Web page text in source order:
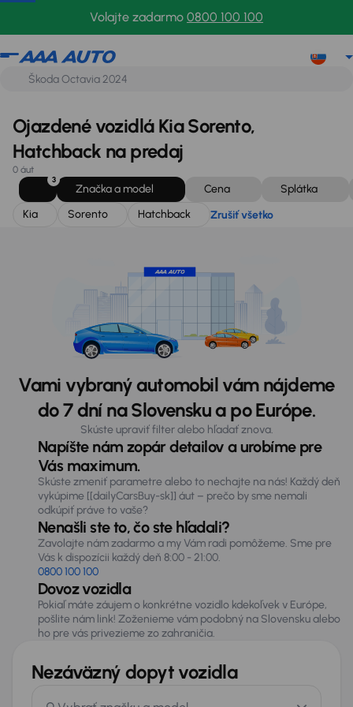
Volajte zadarmo 0800 100 100
Kia
Ojazdené vozidlá Kia Sorento,
Hatchback na predaj
0 áut
3
Značka a model Cena
Splátka
Kia
Sorento Hatchback Zrušiť všetko
Vami vybraný automobil vám nájdeme
do 7 dní na Slovensku a po Európe.
Skúste upraviť filter alebo hľadať znova.
Napíšte nám zopár detailov a urobíme pre
Vás maximum.
Skúste zmeniť parametre alebo to nechajte na nás! Každý deň
vykúpime [[dailyCarsBuy-sk]] áut – prečo by sme nemali
odkúpiť práve to vaše?
Nenašli ste to, čo ste hľadali?
Zavolajte nám zadarmo a my Vám radi pomôžeme. Sme pre
Vás k dispozícii každý deň 8:00 - 21:00.
0800 100 100
Dovoz vozidla
Pokiaľ máte záujem o konkrétne vozidlo kdekoľvek v Európe,
pošlite nám link! Zoženieme vám podobný na Slovensku alebo
ho pre vás privezieme zo zahraničia.
Nezáväzný dopyt vozidla